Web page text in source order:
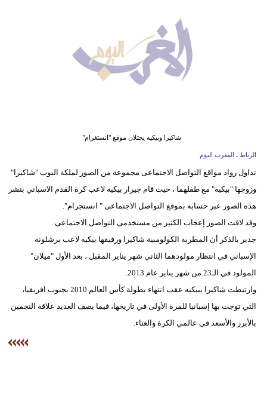
مرأة
بيئة
أبراج
شاكيرا وبيكيه يحتلان موقع "انستغرام"
الرباط ـ المغرب اليوم
تداول رواد مواقع التواصل الاجتماعى مجموعة من الصور لملكة البوب "شاكيرا"
وزوجها "بيكيه" مع طفلهما ، حيث قام جيرار بيكيه لاعب كرة القدم الاسباني بنشر
هذه الصور عبر حسابه بموقع التواصل الاجتماعى " انستجرام".
وقد لاقت الصور إعجاب الكثير من مستخدمى التواصل الاجتماعى .
جدير بالذكر أن المطربة الكولومبية شاكيرا ورفيقها بيكيه لاعب برشلونة
الإسباني في انتظار مولودهما الثاني شهر يناير المقبل ، بعد الأول "ميلان"
المولود في الـ23 من شهر يناير عام 2013.
وارتبطت شاكيرا ببيكيه عقب انتهاء بطولة كأس العالم 2010 بجنوب افريقيا،
التي توجت بها إسبانيا للمرة الأولى في تاريخها، فيما يصف العديد علاقة النجمين
بالأبرز والأسعد في عالمي الكرة والغناء.